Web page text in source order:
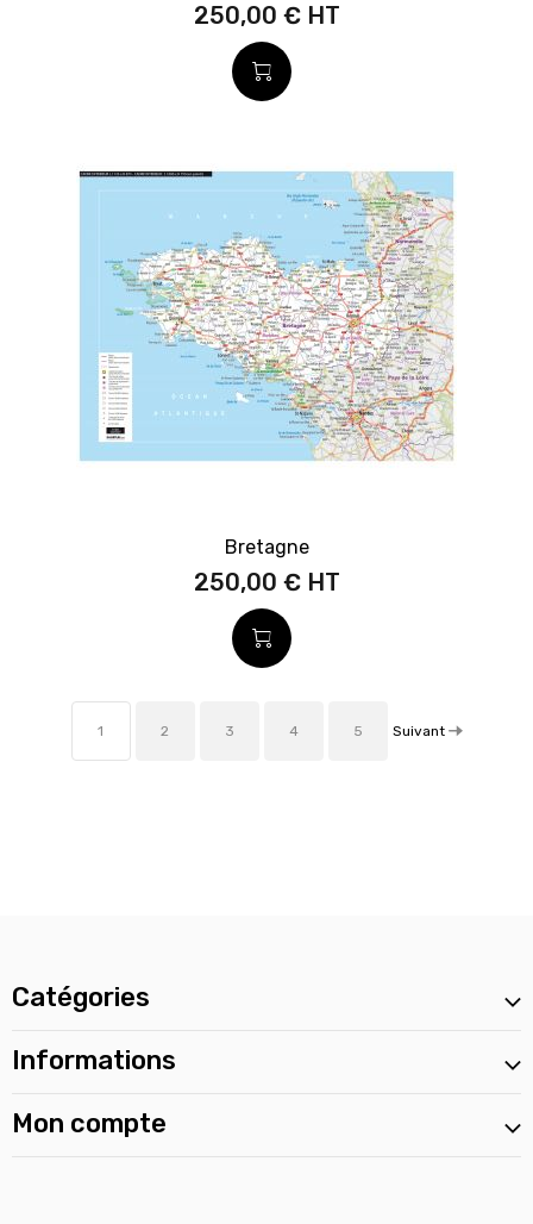
250,00 €
Bretagne
250,00 €
1 2 3 4 5 Suivant
Catégories
Informations
Mon compte